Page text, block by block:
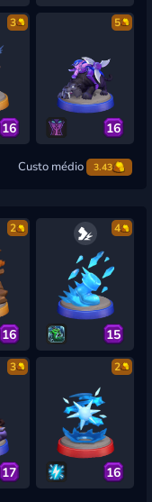
3
16
5
16
Custo médio 3.43
2
16
4
15
3
17
2
16